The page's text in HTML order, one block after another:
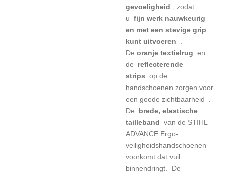
gevoeligheid
, zodat
u fijn werk nauwkeurig
en met een stevige grip
kunt uitvoeren
De oranje textielrug en
de
reflecterende
strips op de
handschoenen zorgen voor
een goede zichtbaarheid
De
brede, elastische
tailleband van de STIHL
ADVANCE Ergo-
veiligheidshandschoenen
voorkomt dat vuil
binnendringt.
De